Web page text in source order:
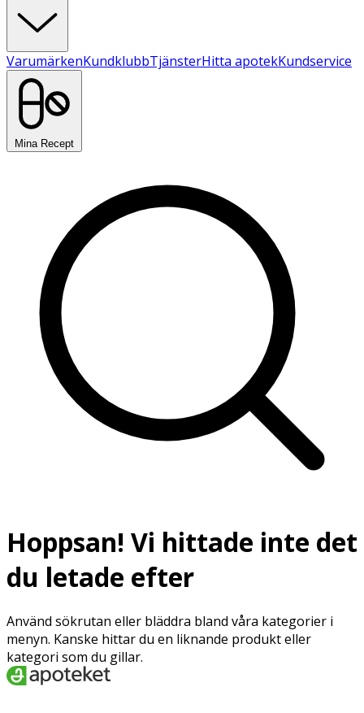
VarumärkenKundklubbTjänsterHitta apotekKundservice
Mina Recept
Hoppsan! Vi hittade inte det
du letade efter
Använd sökrutan eller bläddra bland våra kategorier i
menyn. Kanske hittar du en liknande produkt eller
kategori som du gillar.